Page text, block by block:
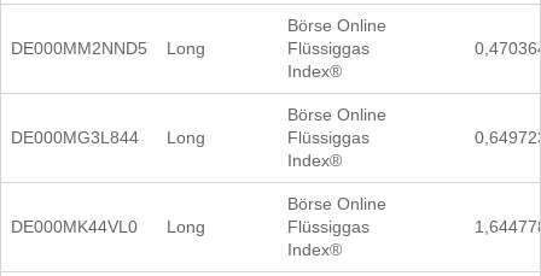
DE000MM2NND5 Long
Börse Online
Flüssiggas
Index®
DE000MG3L844 Long
Börse Online
Flüssiggas
Index®
DE000MK44VL0 Long
Börse Online
Flüssiggas
Index®